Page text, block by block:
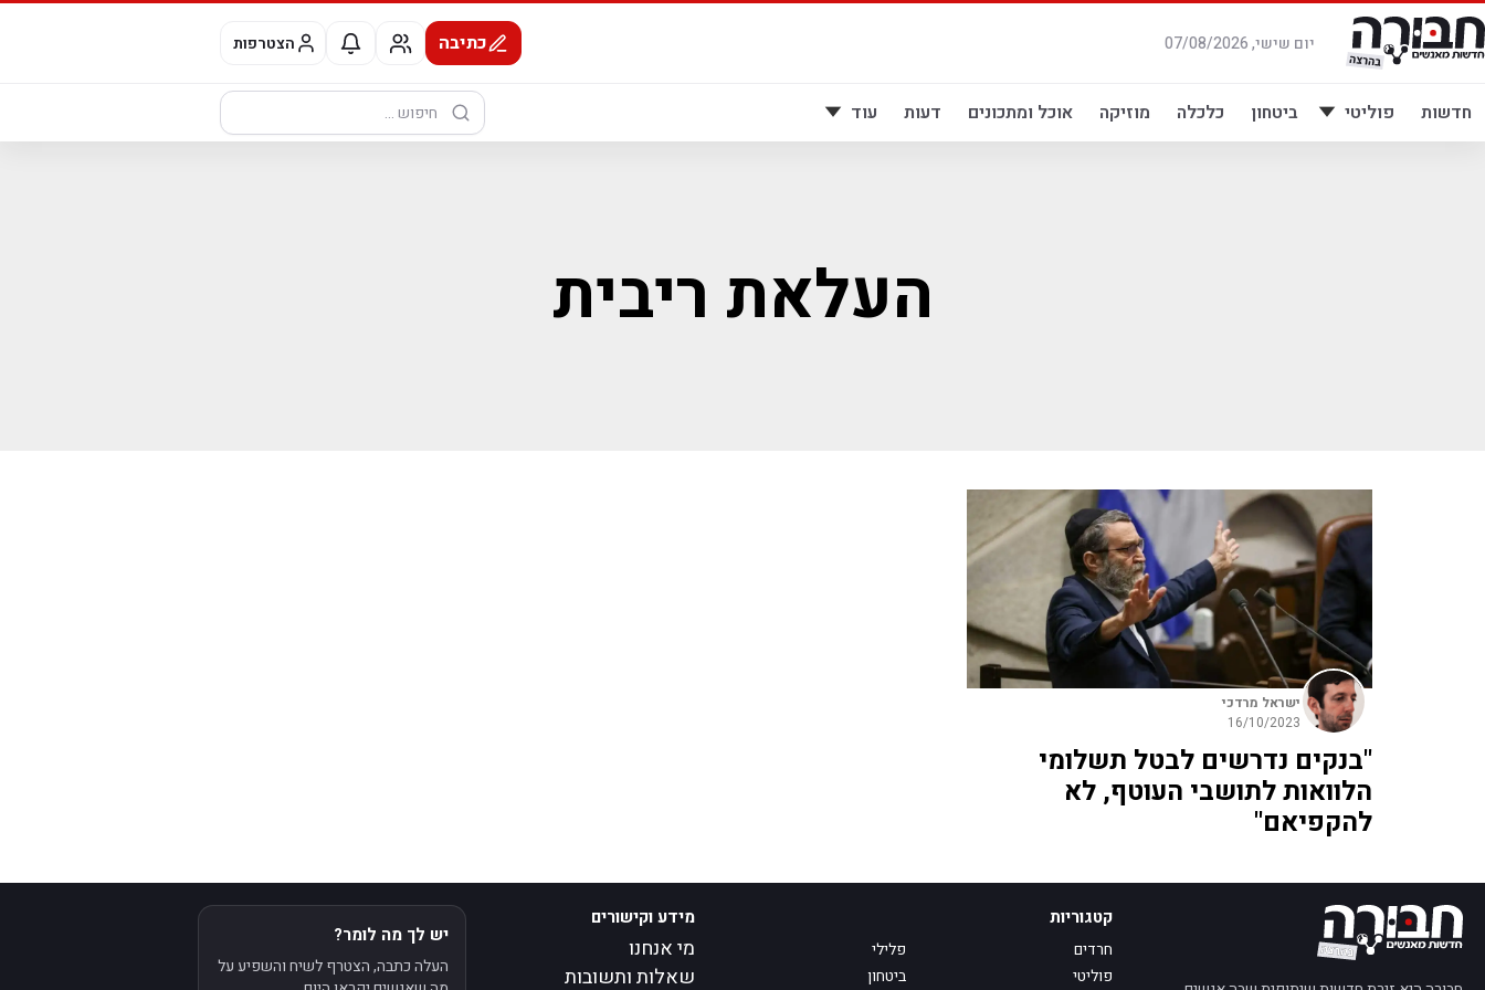
דלג
לתוכן
יום שישי, 07/08/2026 כתיבה הצטרפות
חדשות פוליטי ביטחון כלכלה מוזיקה אוכל ומתכונים דעות עוד
חיפוש:
העלאת ריבית
ישראל מרדכי
16/10/2023
"בנקים נדרשים לבטל תשלומי
הלוואות לתושבי העוטף, לא
להקפיאם"
קטגוריות
חרדים
פלילי
פוליטי
ביטחון
מידע וקישורים
מי אנחנו
שאלות ותשובות
יש לך מה לומר?
העלה כתבה, הצטרף לשיח והשפיע על